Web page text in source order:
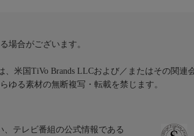
場合がございます。
米国TiVo Brands LLCおよび／またはその関連
ゆる素材の無断複写・転載を禁じます。
、テレビ番組の公式情報である